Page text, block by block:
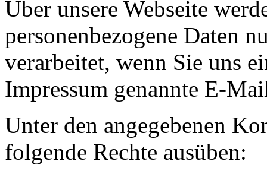
Über unsere Webseite
personenbezogene Daten
verarbeitet, wenn Sie uns
Impressum genannte E-
Unter den angegebenen
folgende Rechte ausüben: